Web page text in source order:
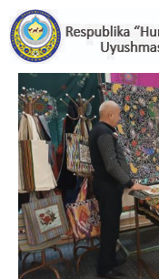
Bosh
Sahifa
Uyushma
Haqida
Tadbirlar
Milliy
Katalog